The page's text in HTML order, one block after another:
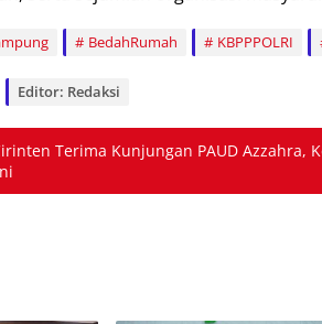
BedahRumah KBPPPOLRI
Editor: Redaksi
Terima Kunjungan PAUD Azzahra,